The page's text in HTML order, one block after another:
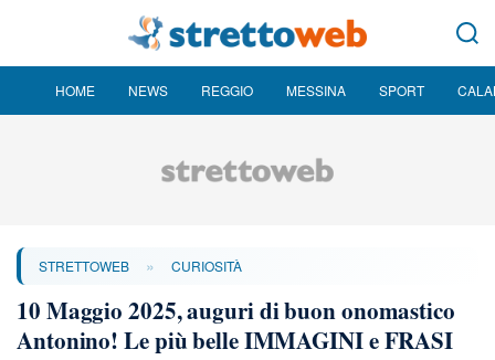
HOME NEWS REGGIO MESSINA SPORT
STRETTOWEB » CURIOSITÀ
10 Maggio 2025, auguri di buon onomastico
Antonino! Le più belle IMMAGINI e FRASI